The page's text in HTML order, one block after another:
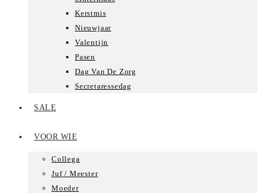
Kerstmis
Nieuwjaar
Valentijn
Pasen
Dag Van De Zorg
Secretaressedag
SALE
VOOR WIE
Collega
Juf / Meester
Moeder